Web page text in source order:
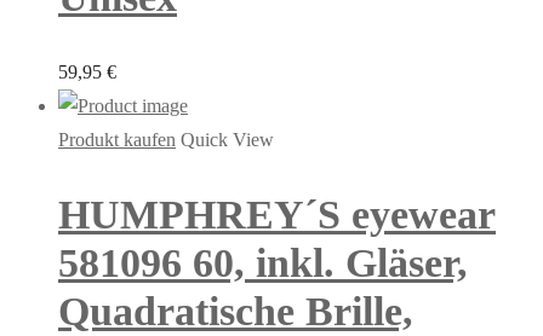
59,95 €
Produkt kaufen Quick View
HUMPHREY´S eyewear
581096 60, inkl. Gläser,
Quadratische Brille,